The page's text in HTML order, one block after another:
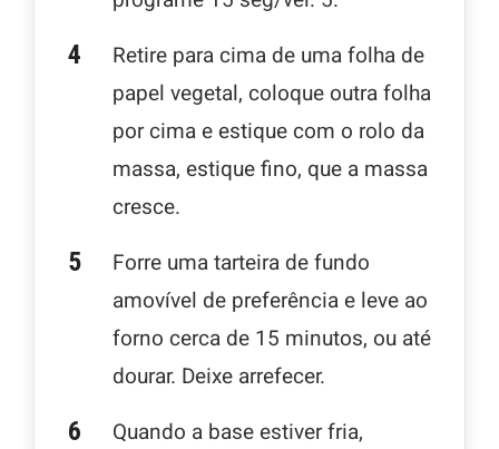
Retire para cima de uma folha de
papel vegetal, coloque outra folha
por cima e estique com o rolo da
massa, estique fino, que a massa
cresce.
Forre uma tarteira de fundo
amovível de preferência e leve ao
forno cerca de 15 minutos, ou até
dourar. Deixe arrefecer.
Quando a base estiver fria,